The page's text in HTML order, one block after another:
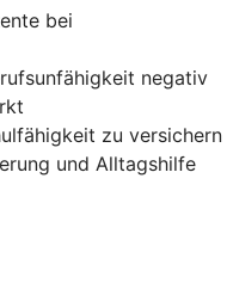
bei
negativ
zu versichern
und Alltagshilfe